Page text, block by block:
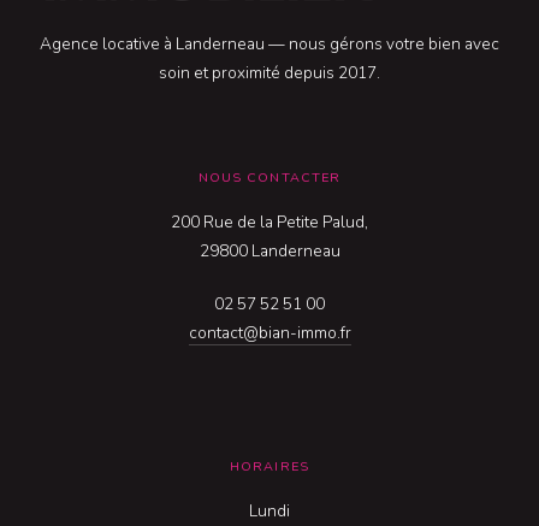
Agence locative à Landerneau — nous gérons votre bien avec
soin et proximité depuis 2017.
NOUS CONTACTER
200 Rue de la Petite Palud,
29800 Landerneau
02 57 52 51 00
contact@bian-immo.fr
HORAIRES
Lundi